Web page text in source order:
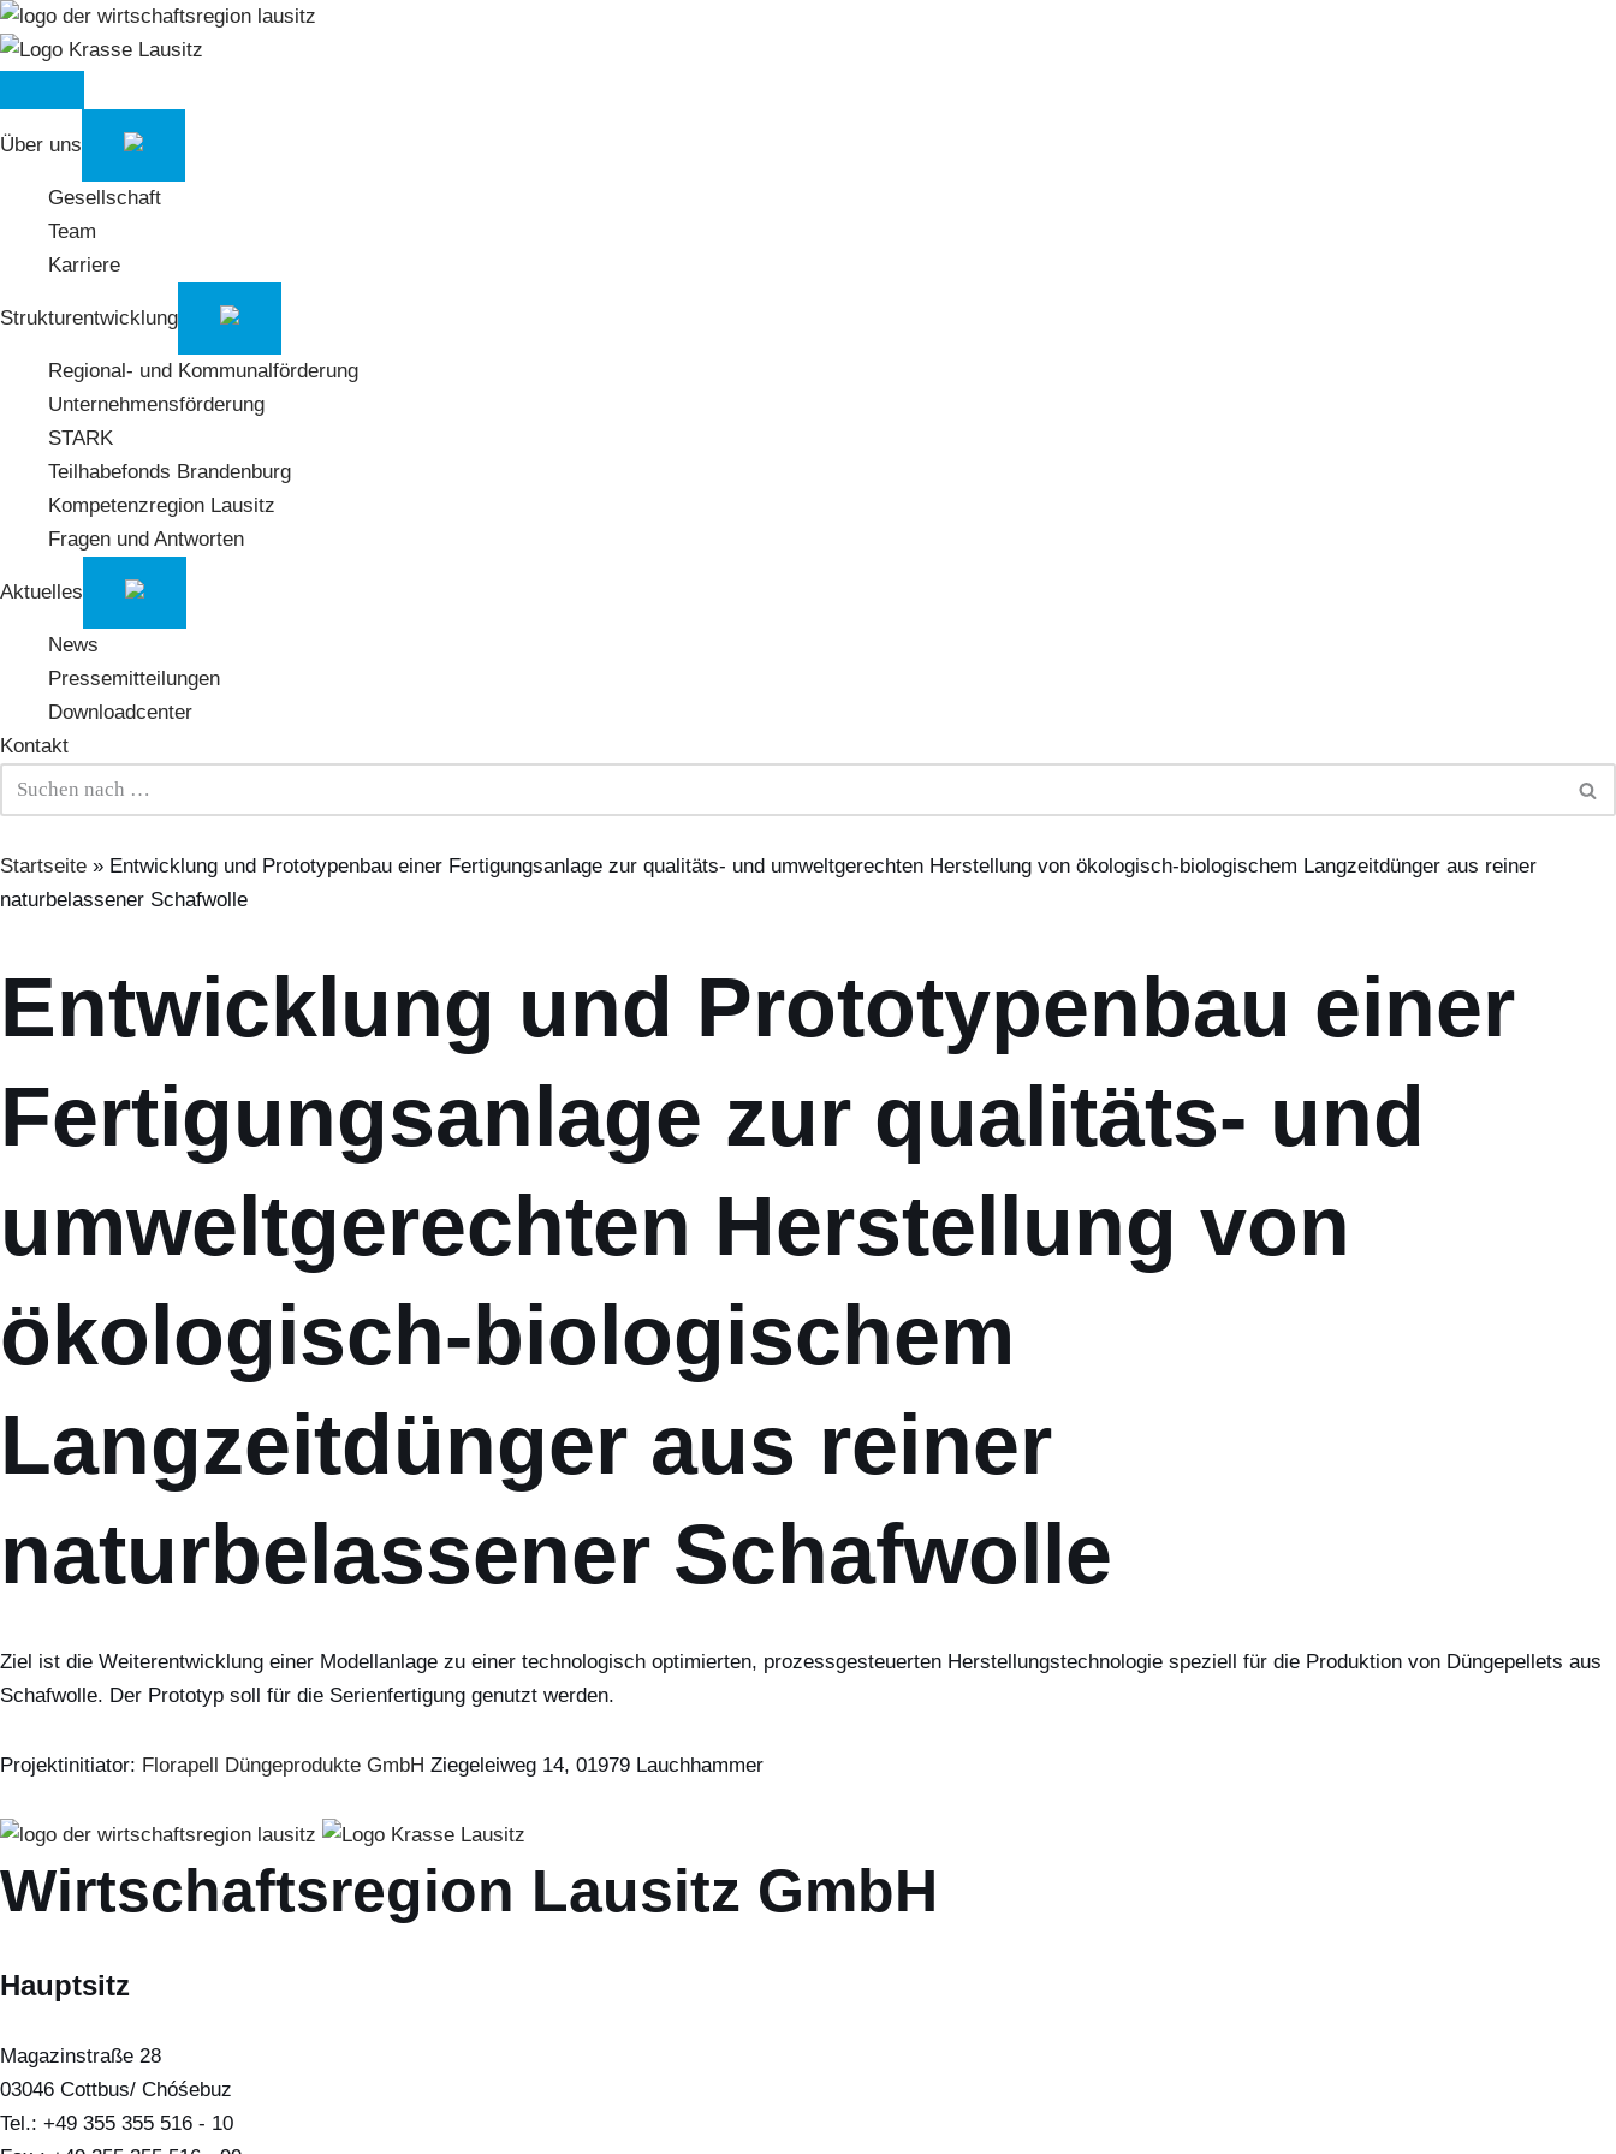
Über uns
Gesellschaft
Team
Karriere
Strukturentwicklung
Regional- und Kommunalförderung
Unternehmensförderung
STARK
Teilhabefonds Brandenburg
Kompetenzregion Lausitz
Fragen und Antworten
Aktuelles
News
Pressemitteilungen
Downloadcenter
Kontakt
Startseite » Entwicklung und Prototypenbau einer Fertigungsanlage zur qualitäts- und umweltgerechten Herstellung von ökologisch-biologischem Langzeitdünger aus reiner
naturbelassener Schafwolle
Entwicklung und Prototypenbau einer
Fertigungsanlage zur qualitäts- und
umweltgerechten Herstellung von
ökologisch-biologischem
Langzeitdünger aus reiner
naturbelassener Schafwolle
Ziel ist die Weiterentwicklung einer Modellanlage zu einer technologisch optimierten, prozessgesteuerten Herstellungstechnologie speziell für die Produktion von Düngepellets aus
Schafwolle. Der Prototyp soll für die Serienfertigung genutzt werden.
Projektinitiator: Florapell Düngeprodukte GmbH Ziegeleiweg 14, 01979 Lauchhammer
Wirtschaftsregion Lausitz GmbH
Hauptsitz
Magazinstraße 28
03046 Cottbus/ Chóśebuz
Tel.: +49 355 355 516 - 10